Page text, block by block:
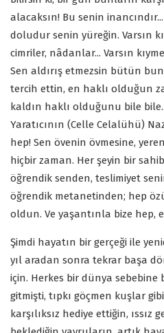
alacaksın! Bu senin
doludur senin yüreğin. Varsın
cimriler, nâdanlar... Varsın
Sen aldırış etmezsin bütün
tercih ettin, en haklı olduğun
kaldın haklı olduğunu bile
Yaratıcının (Celle Celalühü)
hep! Sen övenin övmesine,
hiçbir zaman. Her şeyin bir
öğrendik senden, teslimiyet
öğrendik metanetinden; hep
oldun. Ve yaşantınla bize hep,
Şimdi hayatın bir gerçeği ile
yıl aradan sonra tekrar başa
için. Herkes bir dünya
gitmişti, tıpkı göçmen kuşlar
karşılıksız hediye ettiğin, ıssız